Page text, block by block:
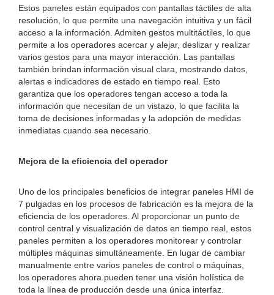
Estos paneles están equipados con pantallas táctiles de alta
resolución, lo que permite una navegación intuitiva y un fácil
acceso a la información. Admiten gestos multitáctiles, lo que
permite a los operadores acercar y alejar, deslizar y realizar
varios gestos para una mayor interacción. Las pantallas
también brindan información visual clara, mostrando datos,
alertas e indicadores de estado en tiempo real. Esto
garantiza que los operadores tengan acceso a toda la
información que necesitan de un vistazo, lo que facilita la
toma de decisiones informadas y la adopción de medidas
inmediatas cuando sea necesario.
Mejora de la eficiencia del operador
Uno de los principales beneficios de integrar paneles HMI de
7 pulgadas en los procesos de fabricación es la mejora de la
eficiencia de los operadores. Al proporcionar un punto de
control central y visualización de datos en tiempo real, estos
paneles permiten a los operadores monitorear y controlar
múltiples máquinas simultáneamente. En lugar de cambiar
manualmente entre varios paneles de control o máquinas,
los operadores ahora pueden tener una visión holística de
toda la línea de producción desde una única interfaz.